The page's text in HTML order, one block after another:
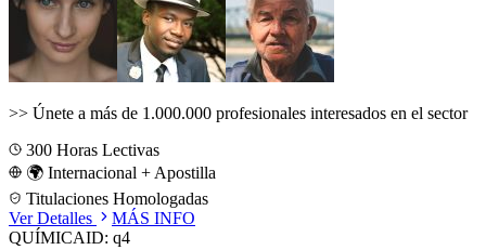
>> Únete a más de 1.000.000 profesionales interesados en el sector
300 Horas Lectivas
🌍 Internacional + Apostilla
Titulaciones Homologadas
Ver Detalles
MÁS INFO
QUÍMICAID: q4